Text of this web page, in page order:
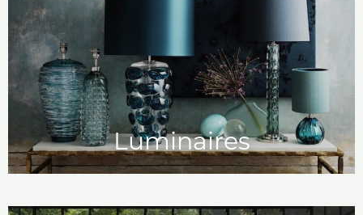
Luminaires